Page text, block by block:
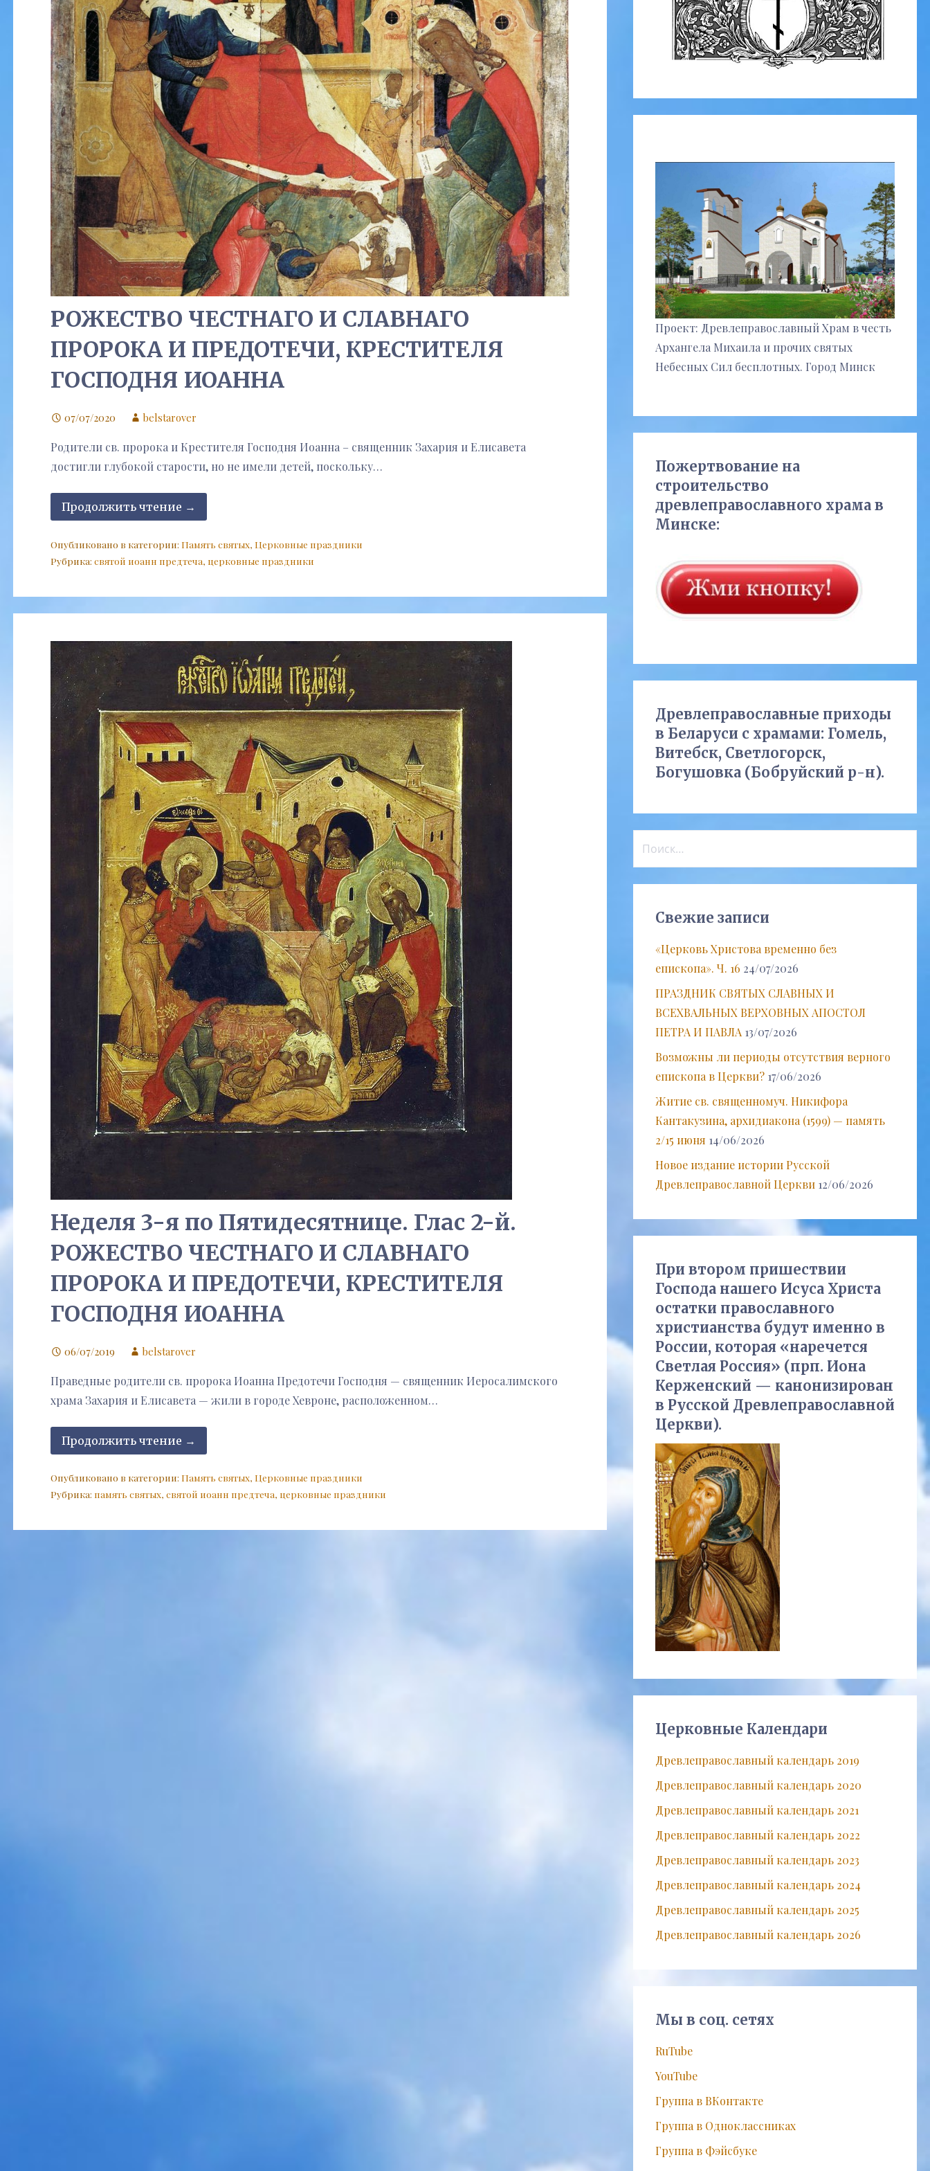
РОЖЕСТВО ЧЕСТНАГО И СЛАВНАГО
ПРОРОКА И ПРЕДОТЕЧИ, КРЕСТИТЕЛЯ
ГОСПОДНЯ ИОАННА
07/07/2020 belstarover
Родители св. пророка и Крестителя Господня Иоанна – священник Захария и Елисавета
достигли глубокой старости, но не имели детей, поскольку…
Продолжить чтение →
Опубликовано в категории: Память святых, Церковные праздники
Рубрика: святой иоанн предтеча церковные праздники
Неделя 3-я по Пятидесятнице. Глас 2-й.
РОЖЕСТВО ЧЕСТНАГО И СЛАВНАГО
ПРОРОКА И ПРЕДОТЕЧИ, КРЕСТИТЕЛЯ
ГОСПОДНЯ ИОАННА
06/07/2019 belstarover
Праведные родители св. пророка Иоанна Предотечи Господня — священник Иеросалимского
храма Захария и Елисавета — жили в городе Хевроне, расположенном…
Продолжить чтение →
Опубликовано в категории: Память святых, Церковные праздники
Рубрика: память святых, святой иоанн предтеча, церковные праздники
Проект: Древлеправославный Храм в честь
Архангела Михаила и прочих святых
Небесных Сил бесплотных. Город Минск
Пожертвование на
строительство
древлеправославного храма в
Минске:
Древлеправославные приходы
в Беларуси с храмами: Гомель,
Витебск, Светлогорск,
Богушовка (Бобруйский р-н).
Свежие записи
«Церковь Христова временно без
епископа». Ч. 16 24/07/2026
ПРАЗДНИК СВЯТЫХ СЛАВНЫХ И
ВСЕХВАЛЬНЫХ ВЕРХОВНЫХ АПОСТОЛ
ПЕТРА И ПАВЛА 13/07/2026
Возможны ли периоды отсутствия верного
епископа в Церкви? 17/06/2026
Житие св. священномуч. Никифора
Кантакузина, архидиакона (1599) — память
2/15 июня 14/06/2026
Новое издание истории Русской
Древлеправославной Церкви 12/06/2026
При втором пришествии
Господа нашего Исуса Христа
остатки православного
христианства будут именно в
России, которая «наречется
Светлая Россия» (прп. Иона
Керженский — канонизирован
в Русской Древлеправославной
Церкви).
Церковные Календари
Древлеправославный календарь 2019
Древлеправославный календарь 2020
Древлеправославный календарь 2021
Древлеправославный календарь 2022
Древлеправославный календарь 2023
Древлеправославный календарь 2024
Древлеправославный календарь 2025
Древлеправославный календарь 2026
Мы в соц. сетях
RuTube
YouTube
Группа в ВКонтакте
Группа в Одноклассниках
Группа в Фэйсбуке